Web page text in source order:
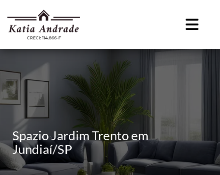
Spazio Jardim Trento em
Jundiaí/SP